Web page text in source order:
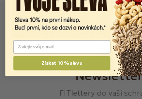
FITlettery do vaší
Email
Získat 10% slevu